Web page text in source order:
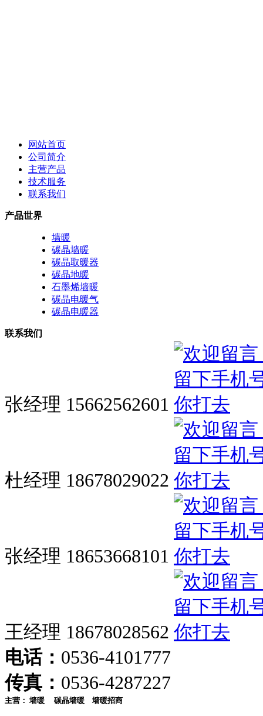
网站首页
公司简介
主营产品
技术服务
联系我们
产品世界
墙暖
碳晶墙暖
碳晶取暖器
碳晶地暖
石墨烯墙暖
碳晶电暖气
碳晶电暖器
联系我们
张经理 15662562601
杜经理 18678029022
张经理 18653668101
王经理 18678028562
电话： 0536-4101777
传真： 0536-4287227
主营： 墙暖 碳晶墙暖 墙暖招商